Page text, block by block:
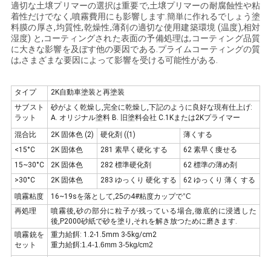
見
積
依
頼
地
図
プ
ラ
イ
適切な土壌プリマーの選択は重要で,土壌プリマーの耐腐蝕性や粘
着性だけでなく,噴霧費用にも影響します.簡単に作れるでしょう塗
料膜の厚さ,均質性,乾燥性,薄剤の適切な使用建築環境 (温度),相対
湿度) と,コーティングされた表面の予備処理は,コーティング品質
に大きな影響を及ぼす他の要因である.プライムコーティングの質
は,さまざまな要因によって影響を受ける可能性がある.
タイプ
2K自動車塗装と再塗装
サブスト
ラット
砂がよく乾燥し,完全に乾燥し,下記のように良好な現有仕上げ:
A. オリジナル塗料 B. 旧塗料会社 C.1Kまたは2Kプライマー
混合比
2K 固体色 (2) 硬化剤 ((1)
薄くする
<15°C
2K 固体色 281 素早く硬化 する
62 素早く痩せる
15~30°C
2K 固体色 282 標準硬化剤
62 標準の薄め剤
>30°C
2K 固体色 283 ゆっくり 硬化 する
62 ゆっくり 薄く する
噴霧粘度
16~19sを落として,25の4#粘度カップで°C
再処理
噴霧後,砂の部分に粒子が残っている場合,徹底的に浸透した
後,P2000砂紙で砂を塗り,それを解き放つために磨きます.
噴霧銃を
セット
重力給餌: 1.2-1.5mm 3-5kg/cm2
重力給餌:1.4-1.6mm 3-5kg/cm2